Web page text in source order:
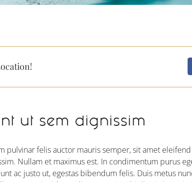
ut sem dignissim
pulvinar felis auctor mauris semper, sit amet
Nullam et maximus est. In condimentum purus
ac justo ut, egestas bibendum felis. Duis metus